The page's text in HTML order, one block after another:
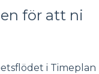
för att ni
i Timeplan